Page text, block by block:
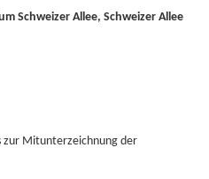
Schweizer Allee, Schweizer Allee
zur Mitunterzeichnung der